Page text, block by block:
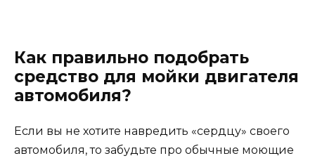
Как правильно подобрать
средство для мойки двигателя
автомобиля?
Если вы не хотите навредить «сердцу» своего
автомобиля, то забудьте про обычные моющие